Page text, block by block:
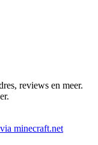
reviews en meer.
minecraft.net